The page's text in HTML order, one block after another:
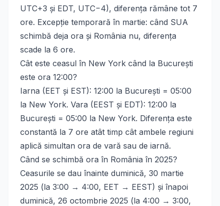
UTC+3 și EDT, UTC−4), diferența rămâne tot 7
ore. Excepție temporară în martie: când SUA
schimbă deja ora și România nu, diferența
scade la 6 ore.
Cât este ceasul în New York când la București
este ora 12:00?
Iarna (EET și EST): 12:00 la București = 05:00
la New York. Vara (EEST și EDT): 12:00 la
București = 05:00 la New York. Diferența este
constantă la 7 ore atât timp cât ambele regiuni
aplică simultan ora de vară sau de iarnă.
Când se schimbă ora în România în 2025?
Ceasurile se dau înainte duminică, 30 martie
2025 (la 3:00 → 4:00, EET → EEST) și înapoi
duminică, 26 octombrie 2025 (la 4:00 → 3:00,